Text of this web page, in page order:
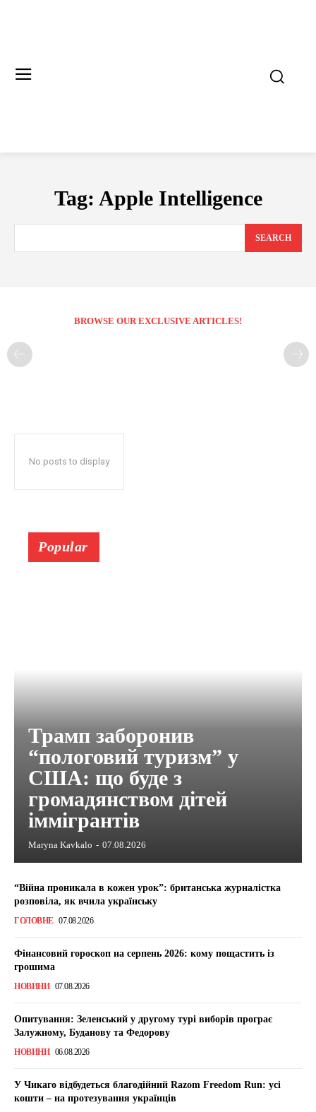
Tag: Apple Intelligence
SEARCH
BROWSE OUR EXCLUSIVE ARTICLES!
No posts to display
Popular
Трамп заборонив
“пологовий туризм” у
США: що буде з
громадянством дітей
іммігрантів
Maryna Kavkalo - 07.08.2026
“Війна проникала в кожен урок”: британська журналістка
розповіла, як вчила українську
ГОЛОВНЕ 07.08.2026
Фінансовий гороскоп на серпень 2026: кому пощастить із
грошима
НОВИНИ 07.08.2026
Опитування: Зеленський у другому турі виборів програє
Залужному, Буданову та Федорову
НОВИНИ 06.08.2026
У Чикаго відбудеться благодійний Razom Freedom Run: усі
кошти – на протезування українців